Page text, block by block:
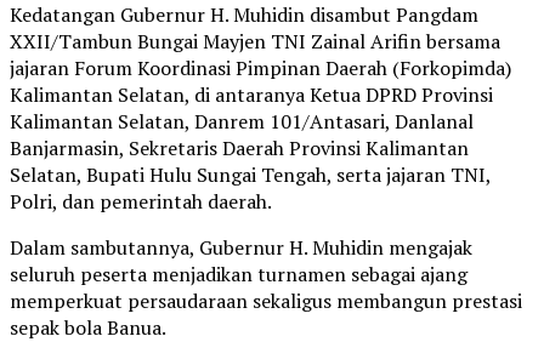
Kedatangan Gubernur H. Muhidin disambut Pangdam
XXII/Tambun Bungai Mayjen TNI Zainal Arifin bersama
jajaran Forum Koordinasi Pimpinan Daerah (Forkopimda)
Kalimantan Selatan, di antaranya Ketua DPRD Provinsi
Kalimantan Selatan, Danrem 101/Antasari, Danlanal
Banjarmasin, Sekretaris Daerah Provinsi Kalimantan
Selatan, Bupati Hulu Sungai Tengah, serta jajaran TNI,
Polri, dan pemerintah daerah.
Dalam sambutannya, Gubernur H. Muhidin mengajak
seluruh peserta menjadikan turnamen sebagai ajang
memperkuat persaudaraan sekaligus membangun prestasi
sepak bola Banua.